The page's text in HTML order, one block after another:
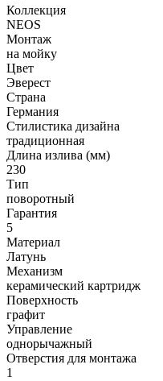
Коллекция
NEOS
Монтаж
на мойку
Цвет
Эверест
Страна
Германия
Стилистика дизайна
традиционная
Длина излива (мм)
230
Тип
поворотный
Гарантия
5
Материал
Латунь
Механизм
керамический картридж
Поверхность
графит
Управление
однорычажный
Отверстия для монтажа
1